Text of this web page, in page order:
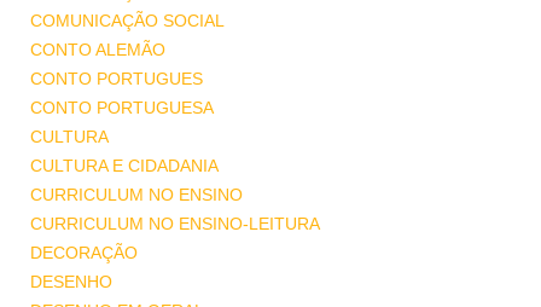
COMUNICAÇÃO SOCIAL
CONTO ALEMÃO
CONTO PORTUGUES
CONTO PORTUGUESA
CULTURA
CULTURA E CIDADANIA
CURRICULUM NO ENSINO
CURRICULUM NO ENSINO-LEITURA
DECORAÇÃO
DESENHO